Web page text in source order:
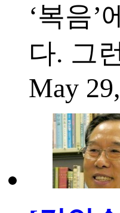
‘복음
다. 그
May